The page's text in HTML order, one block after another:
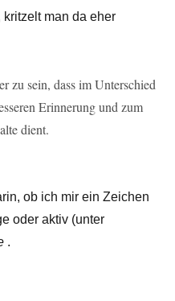
man da eher
zu sein, dass im Unterschied
Erinnerung und zum
dient.
ob ich mir ein Zeichen
oder aktiv (unter
.